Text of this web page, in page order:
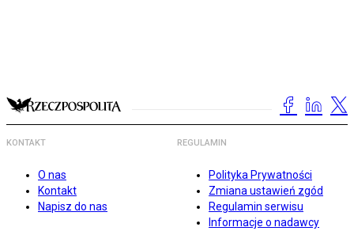
KONTAKT
O nas
Kontakt
Napisz do nas
REGULAMIN
Polityka Prywatności
Zmiana ustawień zgód
Regulamin serwisu
Informacje o nadawcy